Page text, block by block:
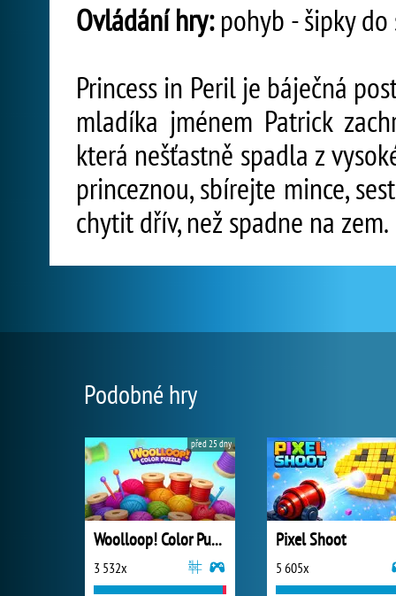
Ovládání hry:pohyb - šipky do
Princess in Peril je báječná
mladíka jménem Patrick
která nešťastně spadla z
princeznou, sbírejte mince,
chytit dřív, než spadne na zem.
Podobné hry
Woolloop! Color Puzzle
3 532x
před 25 dny
Pixel Shoot
5 605x